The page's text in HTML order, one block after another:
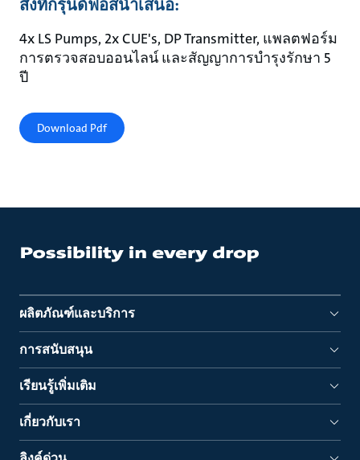
สิ่งที่กรุนด์ฟอสนำเสนอ:
4x LS Pumps, 2x CUE's, DP Transmitter, แพลตฟอร์ม
การตรวจสอบออนไลน์ และสัญญาการบำรุงรักษา 5
ปี
Download Pdf
ผลิตภัณฑ์และบริการ
การสนับสนุน
เรียนรู้เพิ่มเติม
เกี่ยวกับเรา